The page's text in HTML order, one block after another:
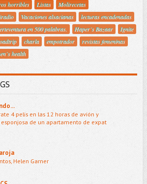
horribles Listas
Molirecetas
Vacaciones alsacianas
lecturas encadenadas
en 500 palabras. Haper´s Bazaar
Ignite
charla empotrador
revistas femeninas
health
4 pelis en las 12 horas de avión y
de un apartamento de expat
Helen Garner